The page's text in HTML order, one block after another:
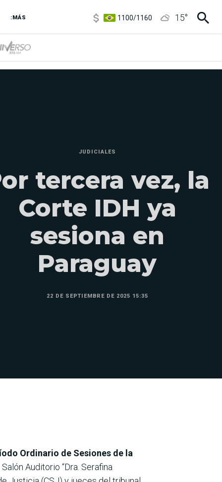
:MÁS
3,8/4
15°
JUDICIALES
tercera vez, la
Corte IDH ya
sesiona en
Paraguay
22 DE SEPTIEMBRE DE 2025 15:35
Ordinario de Sesiones de la
Auditorio “Dra. Serafina